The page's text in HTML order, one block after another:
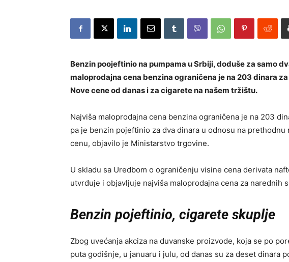
Benzin poojeftinio na pumpama u Srbiji, doduše za samo
maloprodajna cena benzina ograničena je na 203 dinara
Nove cene od danas i za cigarete na našem tržištu.
Najviša maloprodajna cena benzina ograničena je na 203
pa je benzin pojeftinio za dva dinara u odnosu na
cenu, objavilo je Ministarstvo trgovine.
U skladu sa Uredbom o ograničenju visine cena derivata
utvrđuje i objavljuje najviša maloprodajna cena za narednih
Benzin pojeftinio, cigarete skuplje
Zbog uvećanja akciza na duvanske proizvode, koja se po
puta godišnje, u januaru i julu, od danas su za deset dinara